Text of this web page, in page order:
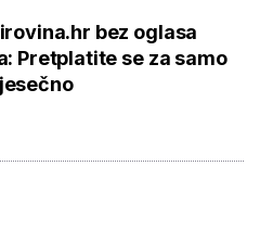
bez oglasa
Pretplatite se za samo